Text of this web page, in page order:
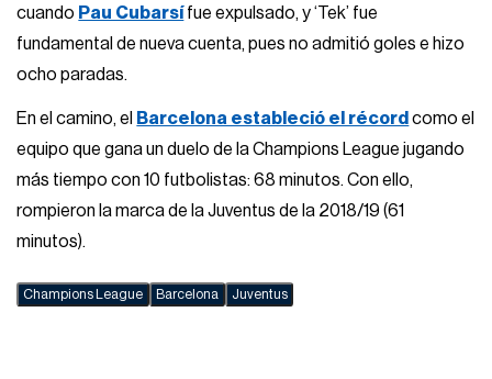
cuando Pau Cubarsí fue expulsado, y ‘Tek’ fue
fundamental de nueva cuenta, pues no admitió goles e hizo
ocho paradas.
En el camino, el Barcelona estableció el récord como el
equipo que gana un duelo de la Champions League jugando
más tiempo con 10 futbolistas: 68 minutos. Con ello,
rompieron la marca de la Juventus de la 2018/19 (61
minutos).
Champions League Barcelona Juventus